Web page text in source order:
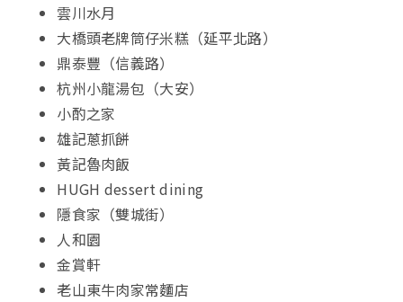
雲川水月
大橋頭老牌筒仔米糕（延平北路）
鼎泰豐（信義路）
杭州小龍湯包（大安）
小酌之家
雄記蔥抓餅
黃記魯肉飯
HUGH dessert dining
隱食家（雙城街）
人和園
金賞軒
老山東牛肉家常麵店